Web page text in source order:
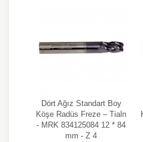
Dört Ağız Standart Boy
Köşe Radüs Freze – Tialn
- MRK 834125084 12 * 84
mm - Z 4